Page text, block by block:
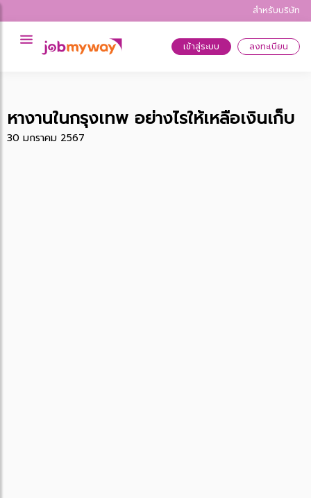
สำหรับบริษัท
เข้าสู่ระบบ ลงทะเบียน
หางานในกรุงเทพ อย่างไรให้เหลือเงินเก็บ
30 มกราคม 2567